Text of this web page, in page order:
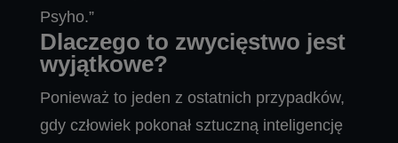
Psyho.”
Dlaczego to zwycięstwo jest
wyjątkowe?
Ponieważ to jeden z ostatnich przypadków,
gdy człowiek pokonał sztuczną inteligencję